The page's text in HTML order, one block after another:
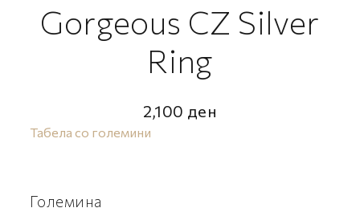
Gorgeous CZ Silver
Ring
2,100 ден
Табела со големини
Големина